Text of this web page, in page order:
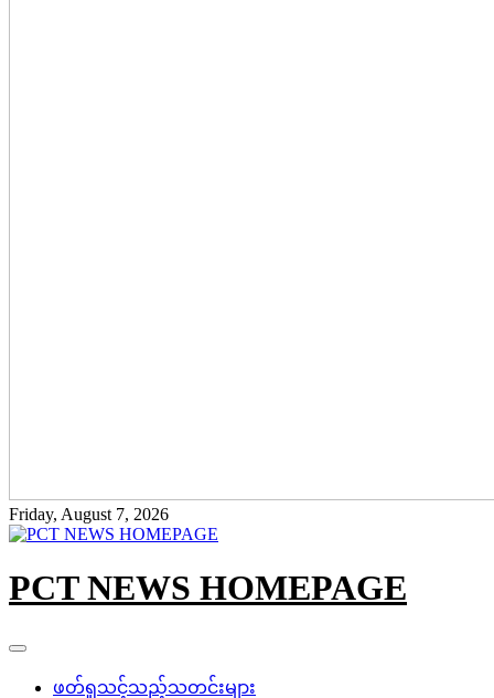
Friday, August 7, 2026
PCT NEWS HOMEPAGE
ဖတ်ရှုသင့်သည့်သတင်းများ